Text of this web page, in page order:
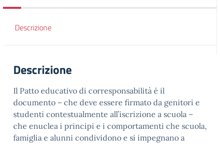
Descrizione
Descrizione
Il Patto educativo di corresponsabilità é il
documento – che deve essere firmato da genitori e
studenti contestualmente all’iscrizione a scuola –
che enuclea i principi e i comportamenti che scuola,
famiglia e alunni condividono e si impegnano a